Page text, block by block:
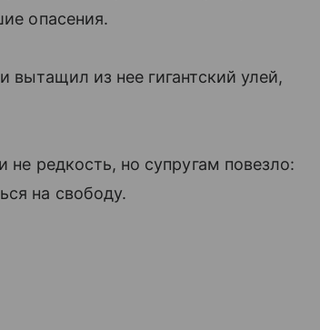
опасения.
вытащил из нее гигантский улей,
редкость, но супругам повезло:
на свободу.